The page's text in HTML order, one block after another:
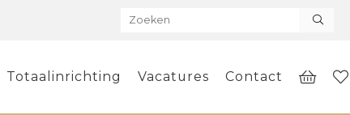
Totaalinrichting Vacatures Contact